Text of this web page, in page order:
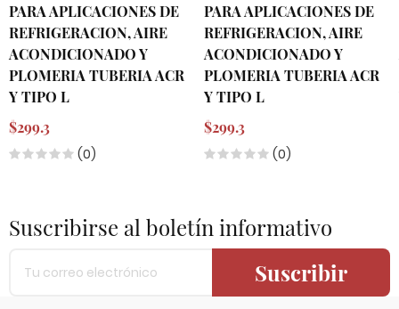
PARA APLICACIONES DE
REFRIGERACION, AIRE
ACONDICIONADO Y
PLOMERIA TUBERIA ACR
Y TIPO L
$299.3
(0)
PARA APLICACIONES DE
REFRIGERACION, AIRE
ACONDICIONADO Y
PLOMERIA TUBERIA ACR
Y TIPO L
$299.3
(0)
Suscribirse al boletín informativo
Suscribir